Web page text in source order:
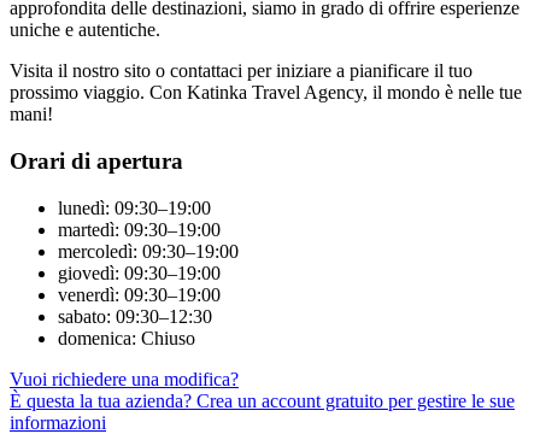
approfondita delle destinazioni, siamo in grado di offrire esperienze
uniche e autentiche.
Visita il nostro sito o contattaci per iniziare a pianificare il tuo
prossimo viaggio. Con Katinka Travel Agency, il mondo è nelle tue
mani!
Orari di apertura
lunedì: 09:30–19:00
martedì: 09:30–19:00
mercoledì: 09:30–19:00
giovedì: 09:30–19:00
venerdì: 09:30–19:00
sabato: 09:30–12:30
domenica: Chiuso
Vuoi richiedere una modifica?
È questa la tua azienda? Crea un account gratuito per gestire le sue
informazioni